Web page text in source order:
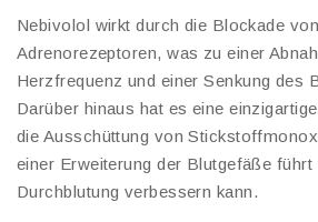
Nebivolol wirkt durch die Blockade
Adrenorezeptoren, was zu einer
Herzfrequenz und einer Senkung des
Darüber hinaus hat es eine
die Ausschüttung von
einer Erweiterung der Blutgefäße führt
Durchblutung verbessern kann.